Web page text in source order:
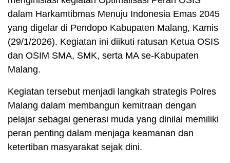
dalam Harkamtibmas Menuju Indonesia Emas 2045
yang digelar di Pendopo Kabupaten Malang, Kamis
(29/1/2026). Kegiatan ini diikuti ratusan Ketua OSIS
dan OSIM SMA, SMK, serta MA se-Kabupaten
Malang.
Kegiatan tersebut menjadi langkah strategis Polres
Malang dalam membangun kemitraan dengan
pelajar sebagai generasi muda yang dinilai memiliki
peran penting dalam menjaga keamanan dan
ketertiban masyarakat sejak dini.